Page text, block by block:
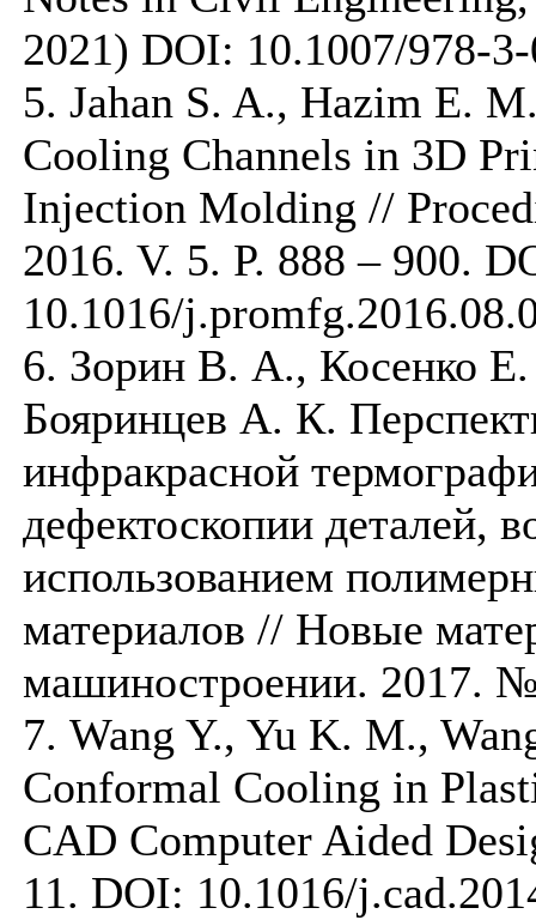
2021) DOI: 10.1007/978-
5. Jahan S. A., Hazim E.
Cooling Channels in 3D
Injection Molding //
2016. V. 5. P. 888 – 900.
10.1016/
6. Зорин В. А., Косенко
Бояринцев А. К.
инфракрасной
дефектоскопии деталей,
использованием
материалов // Новые
машиностроении. 2017.
7. Wang Y., Yu K. M.,
Conformal Cooling in
CAD Computer Aided
11. DOI: 10.1016/